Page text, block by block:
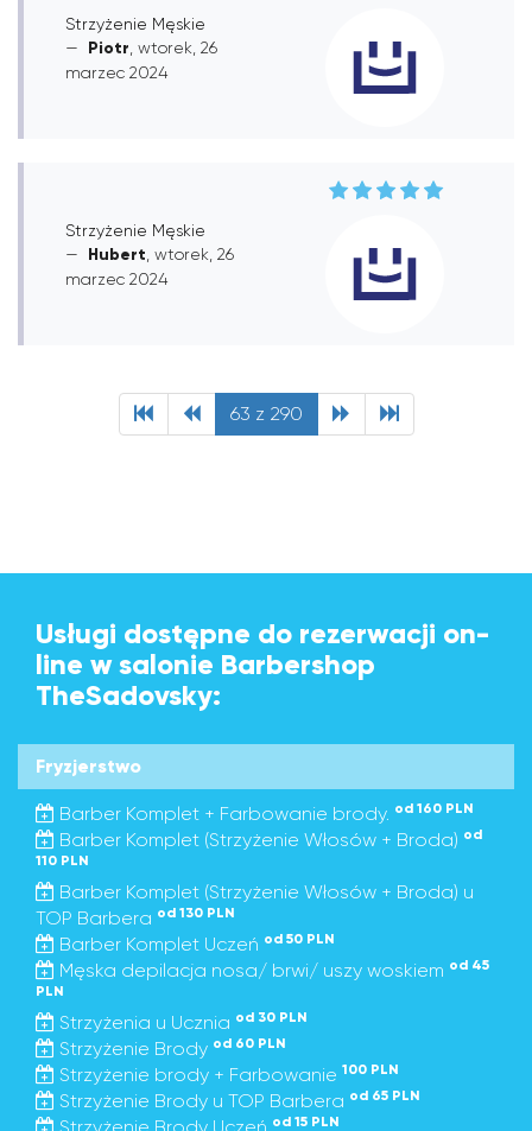
Strzyżenie Męskie
Piotr , wtorek, 26
marzec 2024
Strzyżenie Męskie
Hubert , wtorek, 26
marzec 2024
63 z 290
Usługi dostępne do rezerwacji on-
line w salonie Barbershop
TheSadovsky:
Fryzjerstwo
Barber Komplet + Farbowanie brody. od 160 PLN
Barber Komplet (Strzyżenie Włosów + Broda) od
110 PLN
Barber Komplet (Strzyżenie Włosów + Broda) u
TOP Barbera od 130 PLN
Barber Komplet Uczeń od 50 PLN
Męska depilacja nosa/ brwi/ uszy woskiem od 45
PLN
Strzyżenia u Ucznia od 30 PLN
Strzyżenie Brody od 60 PLN
Strzyżenie brody + Farbowanie 100 PLN
Strzyżenie Brody u TOP Barbera od 65 PLN
od 15 PLN